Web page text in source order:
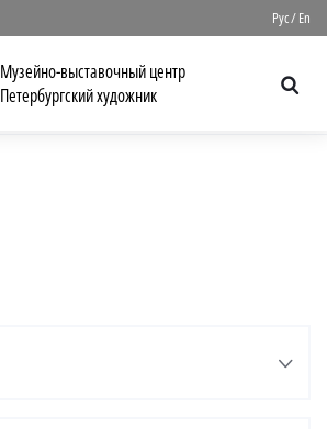
Рус/En
Музейно-выставочный центр
Петербургский художник